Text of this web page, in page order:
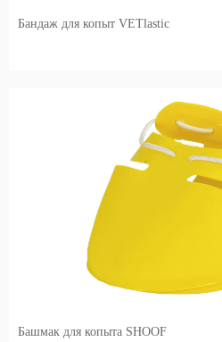
Бандаж для копыт VETlastic
Башмак для копыта SHOOF